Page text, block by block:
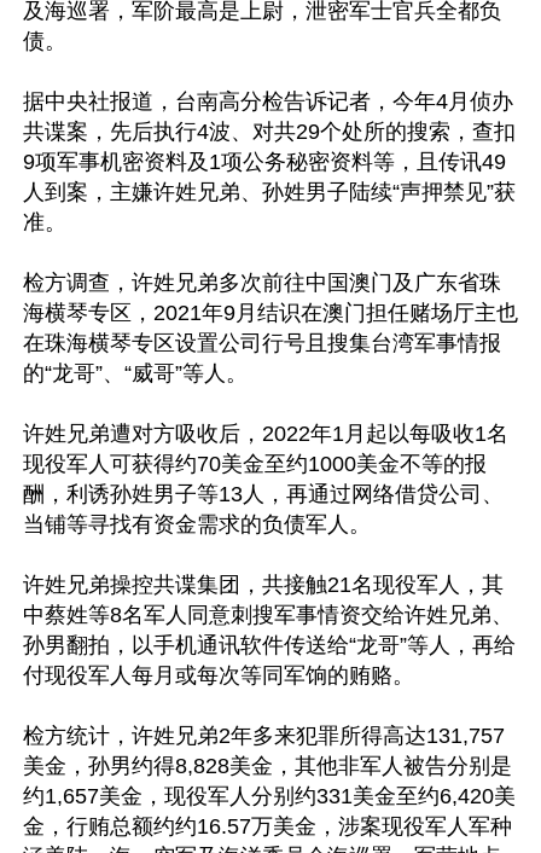
及海巡署，军阶最高是上尉，泄密军士官兵全都负
债。
据中央社报道，台南高分检告诉记者，今年4月侦办
共谍案，先后执行4波、对共29个处所的搜索，查扣
9项军事机密资料及1项公务秘密资料等，且传讯49
人到案，主嫌许姓兄弟、孙姓男子陆续“声押禁见”获
准。
检方调查，许姓兄弟多次前往中国澳门及广东省珠
海横琴专区，2021年9月结识在澳门担任赌场厅主也
在珠海横琴专区设置公司行号且搜集台湾军事情报
的“龙哥”、“威哥”等人。
许姓兄弟遭对方吸收后，2022年1月起以每吸收1名
现役军人可获得约70美金至约1000美金不等的报
酬，利诱孙姓男子等13人，再通过网络借贷公司、
当铺等寻找有资金需求的负债军人。
许姓兄弟操控共谍集团，共接触21名现役军人，其
中蔡姓等8名军人同意刺搜军事情资交给许姓兄弟、
孙男翻拍，以手机通讯软件传送给“龙哥”等人，再给
付现役军人每月或每次等同军饷的贿赂。
检方统计，许姓兄弟2年多来犯罪所得高达131,757
美金，孙男约得8,828美金，其他非军人被告分别是
约1,657美金，现役军人分别约331美金至约6,420美
金，行贿总额约约16.57万美金，涉案现役军人军种